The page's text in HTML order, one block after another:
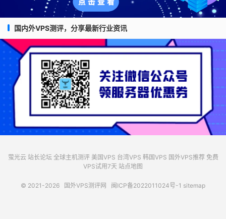
国内外VPS测评，分享最新行业资讯
萤光云 站长论坛 全球主机测评 美国VPS 台湾VPS 韩国VPS 国外VPS推荐 免费
VPS试用7天 站点地图
© 2021-2026 国外VPS测评网 闽ICP备2022011024号-1 sitemap